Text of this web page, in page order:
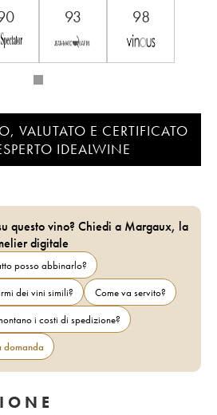
L'Eglise Clinet
93 98
VALUTATO E CERTIFICATO
IDEALWINE
questo vino? Chiedi a Margaux, la
digitale
posso abbinarlo?
dei vini simili?
Come va servito?
i costi di spedizione?
domanda